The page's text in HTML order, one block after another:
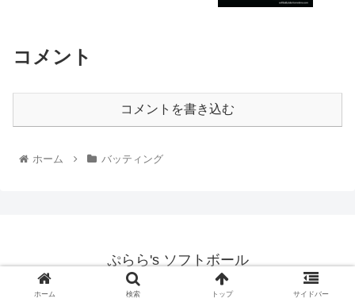
コメント
コメントを書き込む
ホーム バッティング
ぷらら's ソフトボール
© 2022 ぷらら's ソフトボール.
ホーム 検索 トップ サイドバー